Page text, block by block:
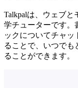
Talkpalは、ウェブ
学チューターです。
ックについてチャッ
ることで、いつで
ることができます。